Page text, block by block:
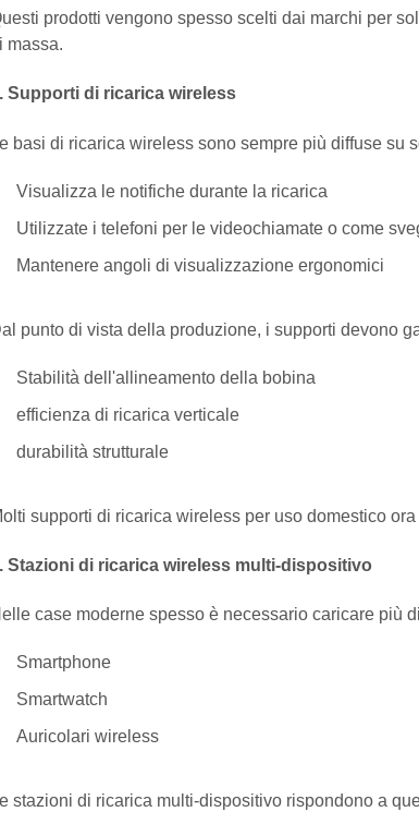
prodotti vengono spesso scelti dai marchi per
massa.
Supporti di ricarica wireless
basi di ricarica wireless sono sempre più diffuse su
Visualizza le notifiche durante la ricarica
Utilizzate i telefoni per le videochiamate o come
Mantenere angoli di visualizzazione ergonomici
punto di vista della produzione, i supporti devono
Stabilità dell'allineamento della bobina
efficienza di ricarica verticale
durabilità strutturale
supporti di ricarica wireless per uso domestico
Stazioni di ricarica wireless multi-dispositivo
case moderne spesso è necessario caricare più
Smartphone
Smartwatch
Auricolari wireless
stazioni di ricarica multi-dispositivo rispondono a